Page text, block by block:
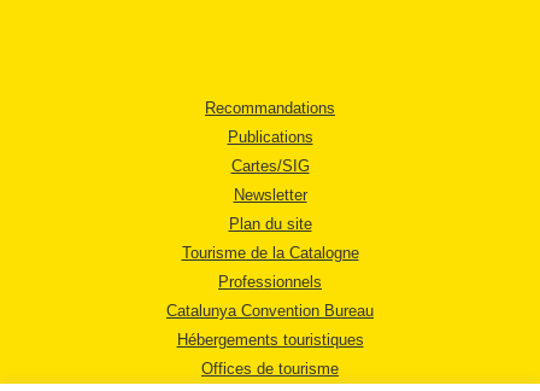
Recommandations
Publications
Cartes/SIG
Newsletter
Plan du site
Tourisme de la Catalogne
Professionnels
Catalunya Convention Bureau
Hébergements touristiques
Offices de tourisme